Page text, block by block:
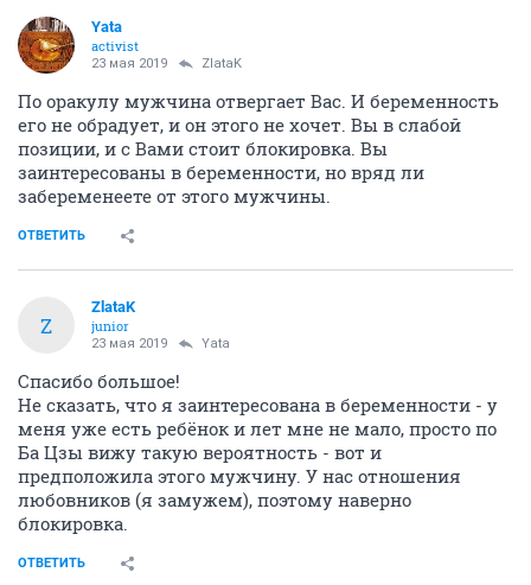
Yata
activist
23 мая 2019 ZlataK
По оракулу мужчина отвергает Вас. И беременность
его не обрадует, и он этого не хочет. Вы в слабой
позиции, и с Вами стоит блокировка. Вы
заинтересованы в беременности, но вряд ли
забеременеете от этого мужчины.
ОТВЕТИТЬ
Z
ZlataK
junior
23 мая 2019 Yata
Спасибо большое!
Не сказать, что я заинтересована в беременности - у
меня уже есть ребёнок и лет мне не мало, просто по
Ба Цзы вижу такую вероятность - вот и
предположила этого мужчину. У нас отношения
любовников (я замужем), поэтому наверно
блокировка.
ОТВЕТИТЬ